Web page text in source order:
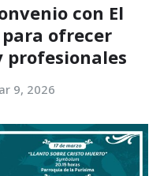
con El
para ofrecer
9, 2026